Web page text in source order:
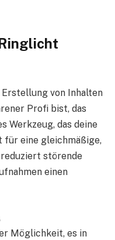
von Inhalten
Profi bist, das
Werkzeug, das deine
eine gleichmäßige,
störende
einen
Möglichkeit, es in